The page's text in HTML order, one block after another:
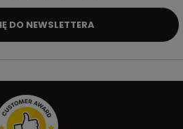
DO NEWSLETTERA